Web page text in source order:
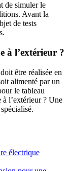
de simuler le
Avant la
de tests
à l’extérieur ?
être réalisée en
alimenté par un
le tableau
l’extérieur ? Une
électrique